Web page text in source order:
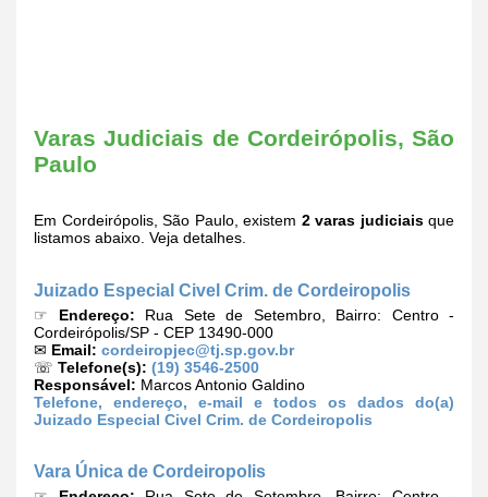
Varas Judiciais de Cordeirópolis, São
Paulo
Em Cordeirópolis, São Paulo, existem 2 varas judiciaisque
listamos abaixo. Veja detalhes.
Juizado Especial Civel Crim. de Cordeiropolis
☞ Endereço: Rua Sete de Setembro, Bairro: Centro -
Cordeirópolis/SP - CEP 13490-000
✉ Email: cordeiropjec@tj.sp.gov.br
☏ Telefone(s): (19) 3546-2500
Responsável: Marcos Antonio Galdino
Telefone, endereço, e-mail e todos os dados do(a)
Juizado Especial Civel Crim. de Cordeiropolis
Vara Única de Cordeiropolis